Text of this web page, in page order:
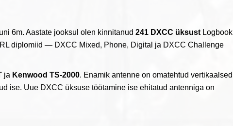
6m. Aastate jooksul olen kinnitanud 241 DXCC üksust Logbook
diplomiid — DXCC Mixed, Phone, Digital ja DXCC Challenge
ja Kenwood TS-2000. Enamik antenne on omatehtud vertikaalsed
ise. Uue DXCC üksuse töötamine ise ehitatud antenniga on